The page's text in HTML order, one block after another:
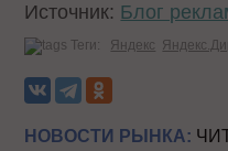
Источник: Блог
Теги: Яндекс
НОВОСТИ РЫНКА: